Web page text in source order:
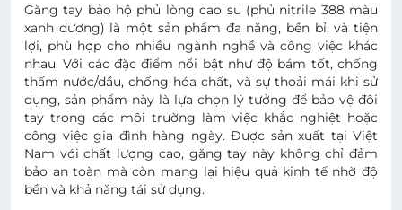
Găng tay bảo hộ phủ lòng cao su (phủ nitrile 388 màu
xanh dương) là một sản phẩm đa năng, bền bỉ, và tiện
lợi, phù hợp cho nhiều ngành nghề và công việc khác
nhau. Với các đặc điểm nổi bật như độ bám tốt, chống
thấm nước/dầu, chống hóa chất, và sự thoải mái khi sử
dụng, sản phẩm này là lựa chọn lý tưởng để bảo vệ đôi
tay trong các môi trường làm việc khắc nghiệt hoặc
công việc gia đình hàng ngày. Được sản xuất tại Việt
Nam với chất lượng cao, găng tay này không chỉ đảm
bảo an toàn mà còn mang lại hiệu quả kinh tế nhờ độ
bền và khả năng tái sử dụng.